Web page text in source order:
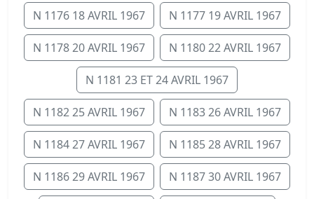
N 1176 18 AVRIL 1967 N 1177 19 AVRIL 1967
N 1178 20 AVRIL 1967 N 1180 22 AVRIL 1967
N 1181 23 ET 24 AVRIL 1967
N 1182 25 AVRIL 1967 N 1183 26 AVRIL 1967
N 1184 27 AVRIL 1967 N 1185 28 AVRIL 1967
N 1186 29 AVRIL 1967 N 1187 30 AVRIL 1967